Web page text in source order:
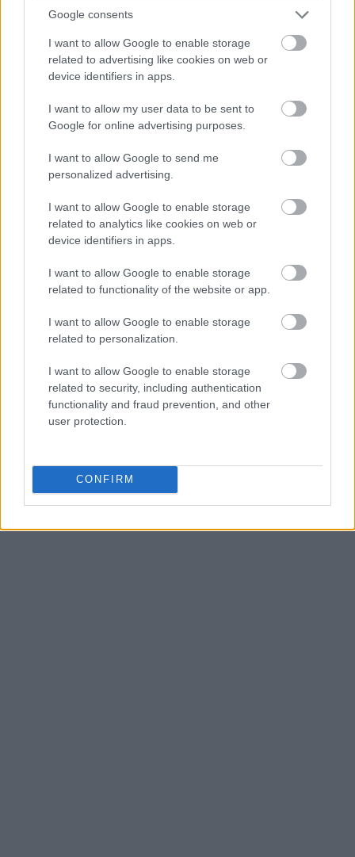
Google consents
I want to allow Google to enable storage
related to advertising like cookies on web or
device identifiers in apps.
I want to allow my user data to be sent to
Google for online advertising purposes.
I want to allow Google to send me
personalized advertising.
I want to allow Google to enable storage
related to analytics like cookies on web or
device identifiers in apps.
I want to allow Google to enable storage
related to functionality of the website or app.
I want to allow Google to enable storage
related to personalization.
I want to allow Google to enable storage
related to security, including authentication
functionality and fraud prevention, and other
user protection.
CONFIRM